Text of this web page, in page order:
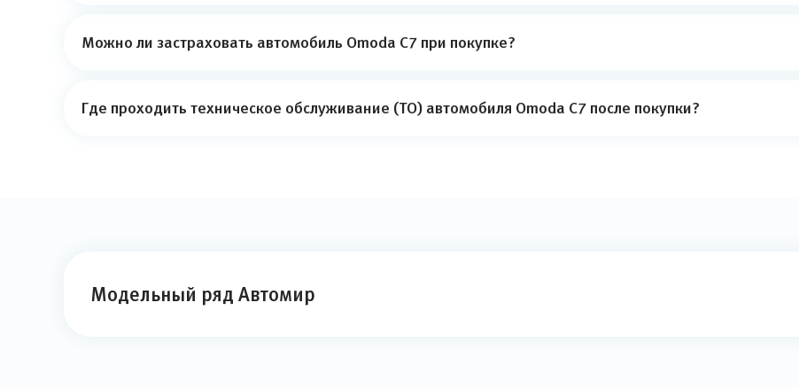
Можно ли застраховать автомобиль Omoda C7 при покупке?
Где проходить техническое обслуживание (ТО) автомобиля Omoda C7 после покупки?
Модельный ряд Автомир